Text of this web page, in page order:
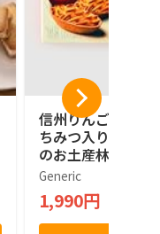
信州りんごたると は
ちみつ入り 信州長野
のお土産林檎タルト
(2箱, 6, 個入)
Generic
1,990円